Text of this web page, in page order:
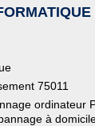
75011
ordinateur
à